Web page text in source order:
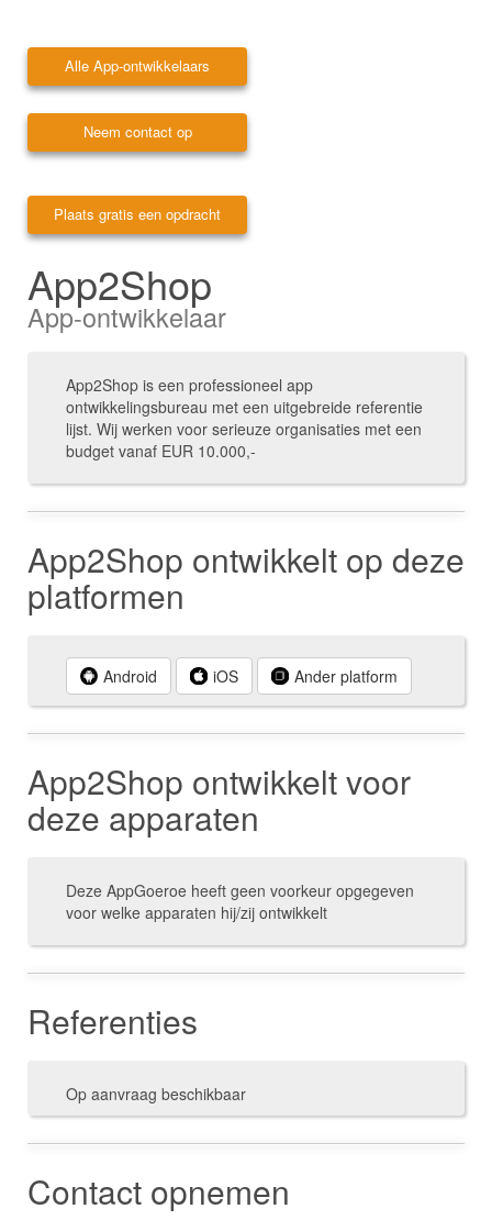
Alle App-ontwikkelaars
Neem contact op
Plaats gratis een opdracht
App2Shop
App-ontwikkelaar
App2Shop is een professioneel app
ontwikkelingsbureau met een uitgebreide referentie
lijst. Wij werken voor serieuze organisaties met een
budget vanaf EUR 10.000,-
App2Shop ontwikkelt op deze
platformen
Android iOS Ander platform
App2Shop ontwikkelt voor
deze apparaten
Deze AppGoeroe heeft geen voorkeur opgegeven
voor welke apparaten hij/zij ontwikkelt
Referenties
Op aanvraag beschikbaar
Contact opnemen